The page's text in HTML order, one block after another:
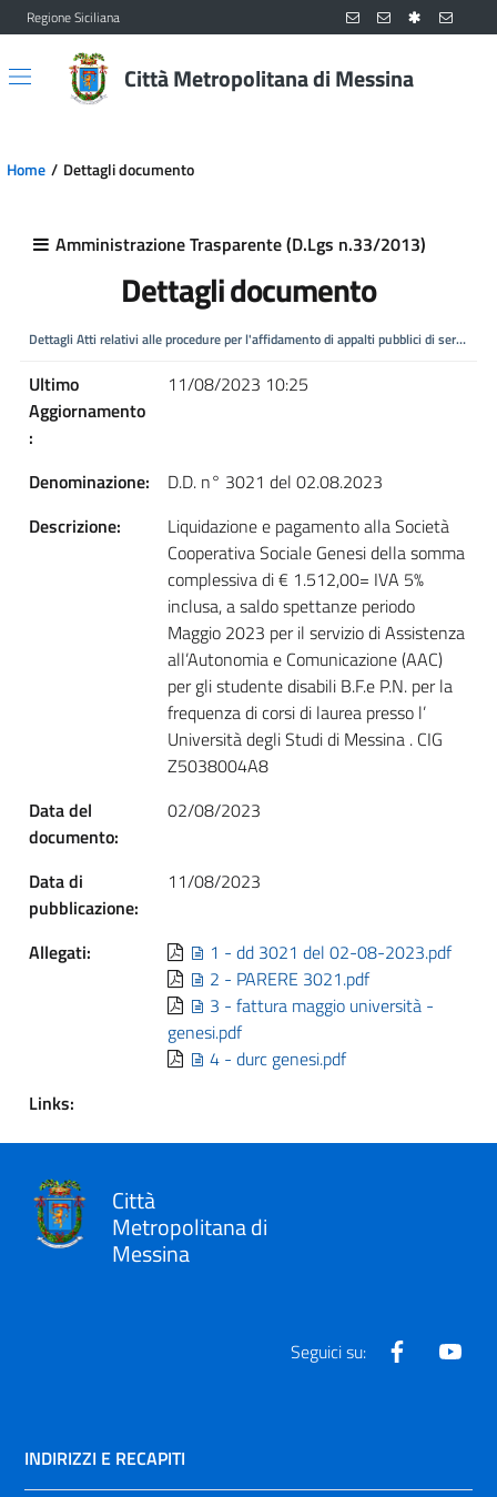
Vai al contenuto principale
Vai al menu principale
Regione Siciliana
Città Metropolitana di Messina
Home Dettagli documento
Amministrazione Trasparente (D.Lgs n.33/2013)
Dettagli documento
Dettagli Atti relativi alle procedure per l'affidamento di appalti pubblici di servizi,
Ultimo
Aggiornamento
:
11/08/2023 10:25
Denominazione:
D.D. n° 3021 del 02.08.2023
Descrizione:
Liquidazione e pagamento alla Società
Cooperativa Sociale Genesi della somma
complessiva di € 1.512,00= IVA 5%
inclusa, a saldo spettanze periodo
Maggio 2023 per il servizio di Assistenza
all’Autonomia e Comunicazione (AAC)
per gli studente disabili B.F.e P.N. per la
frequenza di corsi di laurea presso l’
Università degli Studi di Messina . CIG
Z5038004A8
Data del
documento:
02/08/2023
Data di
pubblicazione:
11/08/2023
Allegati:
1 - dd 3021 del 02-08-2023.pdf
2 - PARERE 3021.pdf
3 - fattura maggio università -
genesi.pdf
4 - durc genesi.pdf
Links:
Città
Metropolitana di
Messina
Seguici su: Facebook
INDIRIZZI E RECAPITI